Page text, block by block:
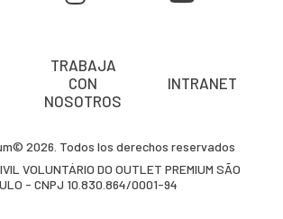
TRABAJA
CON
NOSOTROS
INTRANET
2026. Todos los derechos reservados
VOLUNTÁRIO DO OUTLET PREMIUM SÃO
- CNPJ 10.830.864/0001-94